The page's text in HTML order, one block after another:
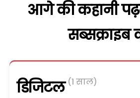
आगे की कहानी
सब्सक्राइब
डिजिटल (1 साल)